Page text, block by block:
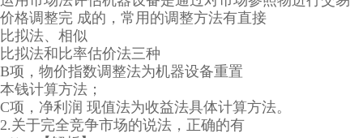
价格调整完 成的，常用的调整方法有直接
比拟法、相似
比拟法和比率估价法三种
B项，物价指数调整法为机器设备重置
本钱计算方法；
C项，净利润 现值法为收益法具体计算方法。
2.关于完全竞争市场的说法，正确的有